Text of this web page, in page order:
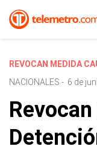
REVOCAN MEDIDA
NACIONALES - 6 de